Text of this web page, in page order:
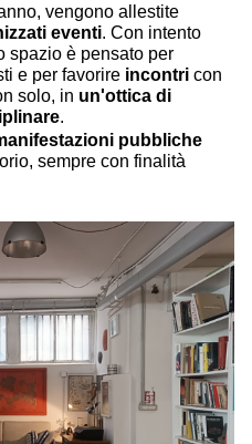
vengono allestite
eventi. Con intento
spazio è pensato per
e per favorire incontri con
solo, in un'ottica di
.
pubbliche
sempre con finalità